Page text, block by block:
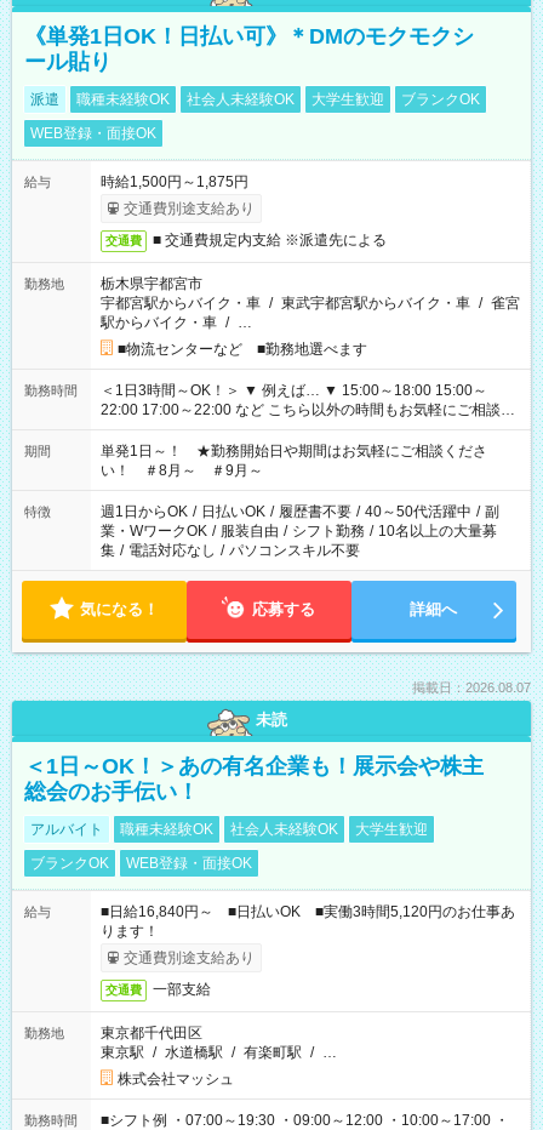
《単発1日OK！日払い可》＊DMのモクモクシ
ール貼り
派遣 職種未経験OK 社会人未経験OK 大学生歓迎
ブランクOK
WEB登録・面接OK
給与
時給1,500円～1,875円
交通費別途支給あり
交通費 ■ 交通費規定内支給 ※派遣先による
勤務地
栃木県宇都宮市
宇都宮駅からバイク・車 / 東武宇都宮駅からバイク・車 / 雀宮
駅からバイク・車 / …
■物流センターなど ■勤務地選べます
勤務時間
＜1日3時間～OK！＞ ▼ 例えば… ▼ 15:00～18:00 15:00～
22:00 17:00～22:00 など こちら以外の時間もお気軽にご相談く
ださい！
期間
単発1日～！ ★勤務開始日や期間はお気軽にご相談くださ
い！ ＃8月～ ＃9月～
特徴 週1日からOK / 日払いOK / 履歴書不要 / 40～50代活躍中 / 副
業・WワークOK / 服装自由 / シフト勤務 / 10名以上の大量募
集 / 電話対応なし / パソコンスキル不要
気になる！ 応募する 詳細へ
掲載日：2026.08.07
未読
＜1日～OK！＞あの有名企業も！展示会や株主
総会のお手伝い！
アルバイト 職種未経験OK 社会人未経験OK
大学生歓迎
ブランクOK
WEB登録・面接OK
給与
■日給16,840円～ ■日払いOK ■実働3時間5,120円のお仕事あ
ります！
交通費別途支給あり
交通費 一部支給
勤務地
東京都千代田区
東京駅 / 水道橋駅 / 有楽町駅 / …
株式会社マッシュ
勤務時間
■シフト例 ・07:00～19:30 ・09:00～12:00 ・10:00～17:00 ・